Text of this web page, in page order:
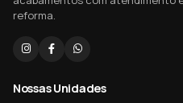
reforma.
Nossas Unidades